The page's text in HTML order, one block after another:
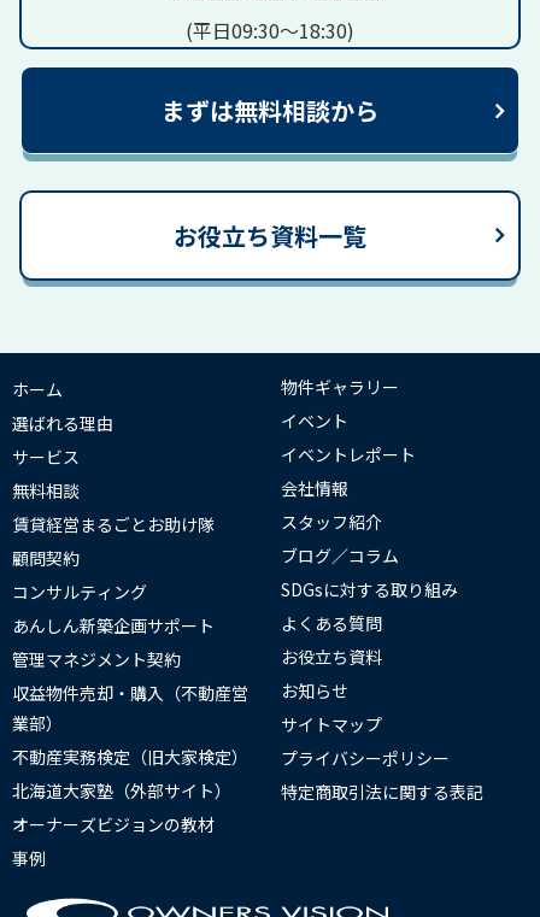
(平日09:30～18:30)
まずは無料相談から
お役立ち資料一覧
ホーム
選ばれる理由
サービス
無料相談
賃貸経営まるごとお助け隊
顧問契約
コンサルティング
あんしん新築企画サポート
管理マネジメント契約
収益物件売却・購入（不動産営
業部）
不動産実務検定（旧大家検定）
北海道大家塾（外部サイト）
オーナーズビジョンの教材
事例
物件ギャラリー
イベント
イベントレポート
会社情報
スタッフ紹介
ブログ／コラム
SDGsに対する取り組み
よくある質問
お役立ち資料
お知らせ
サイトマップ
プライバシーポリシー
特定商取引法に関する表記